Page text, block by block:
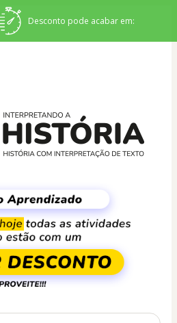
Desconto pode acabar em: